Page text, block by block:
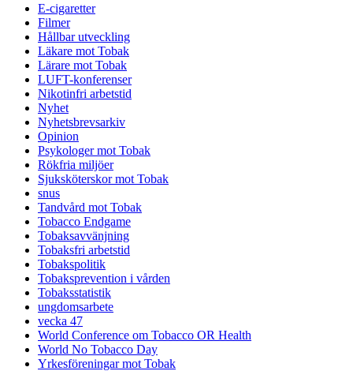
E-cigaretter
Filmer
Hållbar utveckling
Läkare mot Tobak
Lärare mot Tobak
LUFT-konferenser
Nikotinfri arbetstid
Nyhet
Nyhetsbrevsarkiv
Opinion
Psykologer mot Tobak
Rökfria miljöer
Sjuksköterskor mot Tobak
snus
Tandvård mot Tobak
Tobacco Endgame
Tobaksavvänjning
Tobaksfri arbetstid
Tobakspolitik
Tobaksprevention i vården
Tobaksstatistik
ungdomsarbete
vecka 47
World Conference om Tobacco OR Health
World No Tobacco Day
Yrkesföreningar mot Tobak